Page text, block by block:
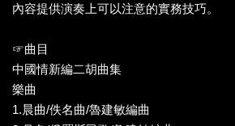
內容提供演奏上可以注意的實務技巧。
☞曲目
中國情新編二胡曲集
樂曲
1.晨曲/佚名曲/魯建敏編曲